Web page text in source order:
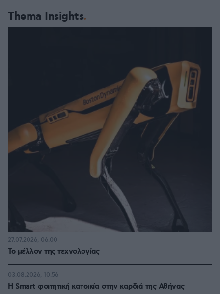
Thema Insights
Το μέλλον της τεχνολογίας
27.07.2026, 06:00
Η Smart φοιτητική κατοικία στην καρδιά της Αθήνας
03.08.2026, 10:56